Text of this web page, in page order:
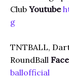
Club Youtube
g
TNTBALL,
RoundBall
ballofficial